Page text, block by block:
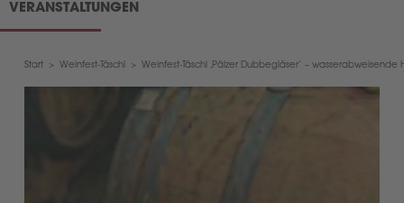
VERANSTALTUNGEN
Start > Weinfest-Täschl > Weinfest-Täschl ‚Pälzer Dubbegläser‘ –